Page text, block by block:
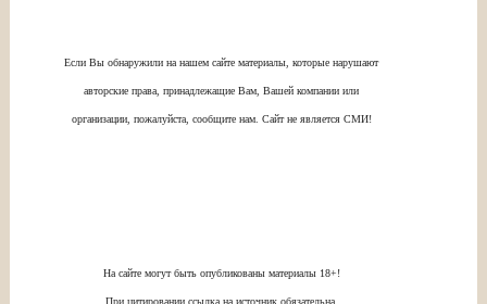
Если Вы обнаружили на нашем сайте материалы, которые нарушают
авторские права, принадлежащие Вам, Вашей компании или
организации, пожалуйста, сообщите нам. Сайт не является СМИ!
На сайте могут быть опубликованы материалы 18+!
При цитировании ссылка на источник обязательна.